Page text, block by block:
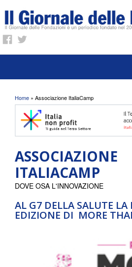
Tu sei qui
Home » Associazione ItaliaCamp
ASSOCIAZIONE
ITALIACAMP
AL G7 DELLA SALUTE LA
EDIZIONE DI MORE
DOVE OSA L'INNOVAZIONE